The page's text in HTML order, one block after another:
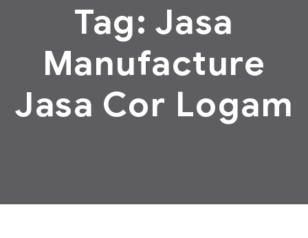
Tag: Jasa
Manufacture
Jasa Cor Logam